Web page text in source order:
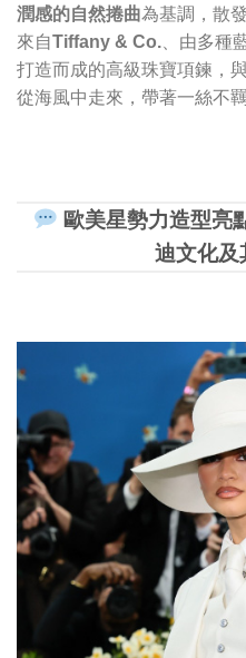
潤感的自然捲曲為基調，散
來自Tiffany & Co. 、由多種
打造而成的高級珠寶項鍊，
從海風中走來，帶著一絲不
歐美星勢力造型亮
迪文化及